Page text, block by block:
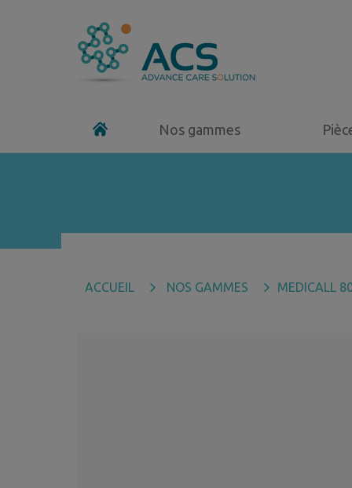
Nos gammes
ACCUEIL NOS GAMMES MEDICALL